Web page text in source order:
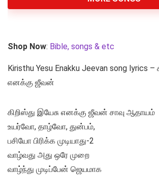
Shop Now: Bible, songs & etc
Kiristhu Yesu Enakku Jeevan song lyrics –
எனக்கு ஜீவன்
கிறிஸ்து இயேசு எனக்கு ஜீவன் சாவு ஆதாயம்
உயர்வோ, தாழ்வோ, துன்பம்,
பசியோ பிரிக்க முடியாது-2
வாழ்வது அது ஒரே முறை
வாழ்ந்து முடிப்பேன் ஜெயமாக